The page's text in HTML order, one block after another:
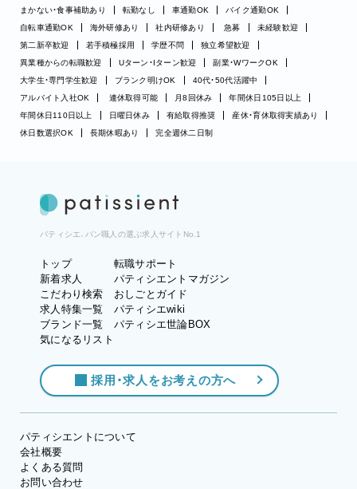
まかない・食事補助あり
転勤なし 車通勤OK
バイク通勤OK
自転車通勤OK
海外研修あり 社内研修あり 急募
未経験歓迎
第二新卒歓迎
若手積極採用 学歴不問
独立希望歓迎
異業種からの転職歓迎
Uターン・Iターン歓迎
副業・WワークOK
大学生・専門学生歓迎
ブランク明けOK
40代・50代活躍中
アルバイト入社OK
連休取得可能 月8回休み
年間休日105日以上
年間休日110日以上
日曜日休み 有給取得推奨
産休・育休取得実績あり
休日数選択OK
長期休暇あり 完全週休二日制
パティシエ、パン職人の選ぶ求人サイトNo.1
トップ
新着求人
こだわり検索
求人特集一覧
ブランド一覧
気になるリスト
転職サポート
パティシエントマガジン
おしごとガイド
パティシエwiki
パティシエ世論BOX
採用・求人をお考えの方へ
パティシエントについて
会社概要
よくある質問
お問い合わせ